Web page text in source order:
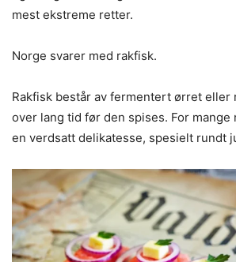
mest ekstreme retter.
Norge svarer med rakfisk.
Rakfisk består av fermentert ørret eller
over lang tid før den spises. For
en verdsatt delikatesse, spesielt rundt